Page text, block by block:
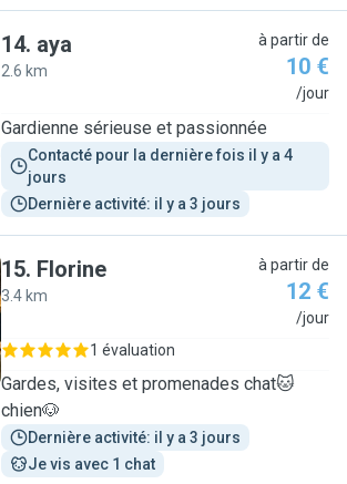
14. aya
2.6 km
à partir de
10 €
/jour
Gardienne sérieuse et passionnée
Contacté pour la dernière fois il y a 4
jours
Dernière activité: il y a 3 jours
15. Florine
3.4 km
à partir de
12 €
/jour
1 évaluation
Gardes, visites et promenades chat🐱
chien🐶
Dernière activité: il y a 3 jours
Je vis avec 1 chat